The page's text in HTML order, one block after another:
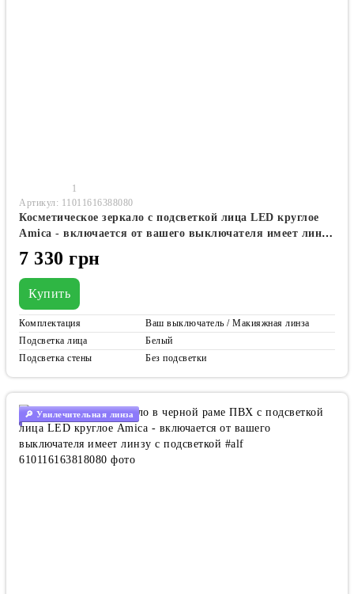
1
Артикул: 11011616388080
Косметическое зеркало с подсветкой лица LED круглое
Amica - включается от вашего выключателя имеет линзу
с подсветкой #al
7 330 грн
Купить
Комплектация
Ваш выключатель / Макияжная линза
Подсветка лица
Белый
Подсветка стены
Без подсветки
🔎 Увилечительная линза